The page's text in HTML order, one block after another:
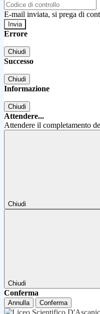
E-mail inviata, si prega di
Errore
Chiudi
Successo
Chiudi
Informazione
Chiudi
Attendere...
Attendere il completamento
Chiudi
Chiudi
Conferma
Annulla Conferma